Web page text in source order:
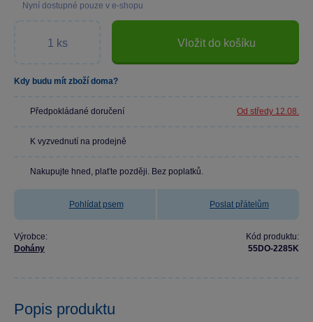
Nyní dostupné pouze v e-shopu
Vložit do košíku
Kdy budu mít zboží doma?
Předpokládané doručení Od středy 12.08.
K vyzvednutí na prodejně
Nakupujte hned, plaťte později. Bez poplatků.
Pohlídat psem Poslat přátelům
Výrobce:
Dohány
Kód produktu:
55DO-2285K
Popis produktu